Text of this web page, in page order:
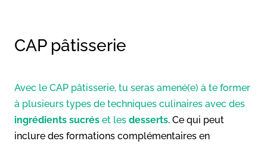
CAP pâtisserie
Avec le CAP pâtisserie, tu seras amené(e) à te former
à plusieurs types de techniques culinaires avec des
ingrédients sucrés et les desserts. Ce qui peut
inclure des formations complémentaires en